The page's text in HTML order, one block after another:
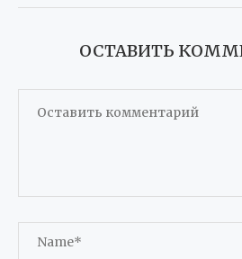
ОСТАВИТЬ